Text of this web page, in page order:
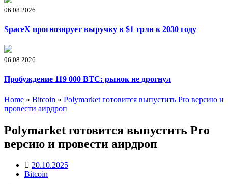
06.08.2026
SpaceX прогнозирует выручку в $1 трлн к 2030 году
06.08.2026
Пробуждение 119 000 BTC: рынок не дрогнул
Home » Bitcoin » Polymarket готовится выпустить Pro версию и
провести аирдроп
Polymarket готовится выпустить Pro
версию и провести аирдроп
20.10.2025
Bitcoin